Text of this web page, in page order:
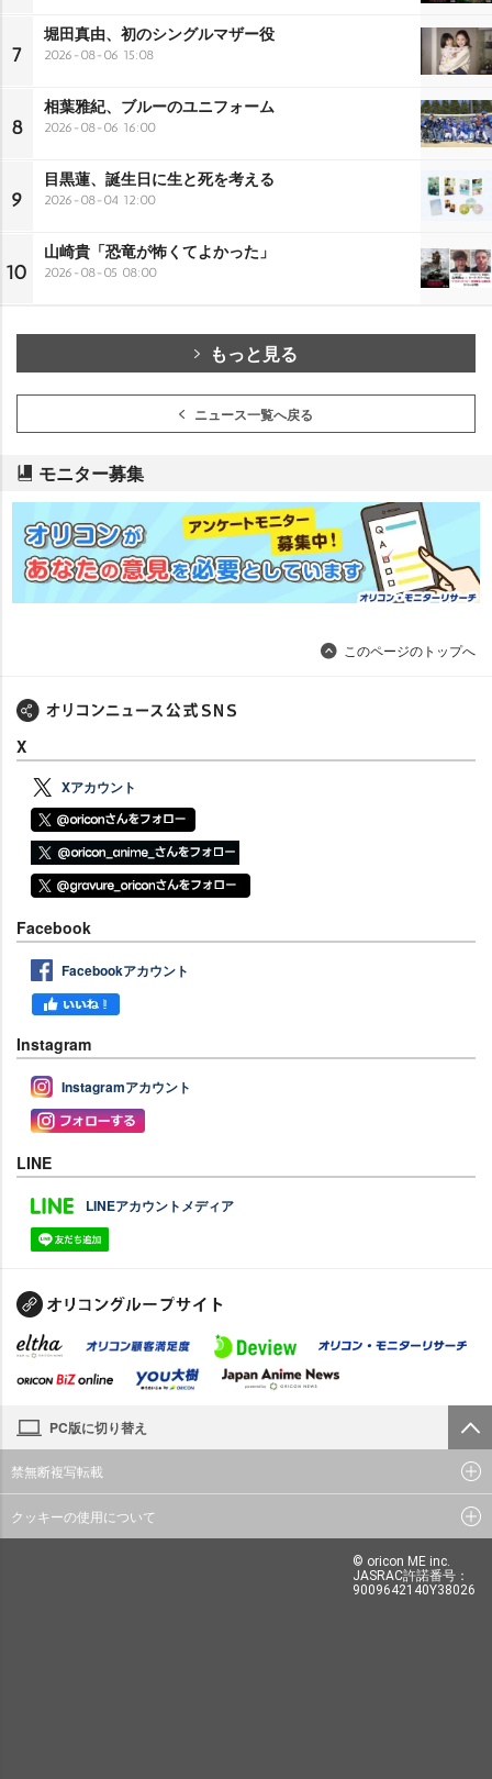
7
堀田真由、初のシングルマザー役
2026-08-06 15:08
8
相葉雅紀、ブルーのユニフォーム
2026-08-06 16:00
9
目黒蓮、誕生日に生と死を考える
2026-08-04 12:00
10
山崎貴「恐竜が怖くてよかった」
2026-08-05 08:00
もっと見る
ニュース一覧へ戻る
モニター募集
このページのトップへ
X
Xアカウント
Facebook
Facebookアカウント
Instagram
Instagramアカウント
LINE
LINEアカウントメディア
PC版に切り替え
禁無断複写転載
クッキーの使用について
© oricon ME inc.
JASRAC許諾番号：
9009642140Y38026